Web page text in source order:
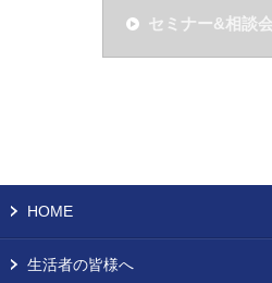
セミナー&相談
HOME
生活者の皆様へ